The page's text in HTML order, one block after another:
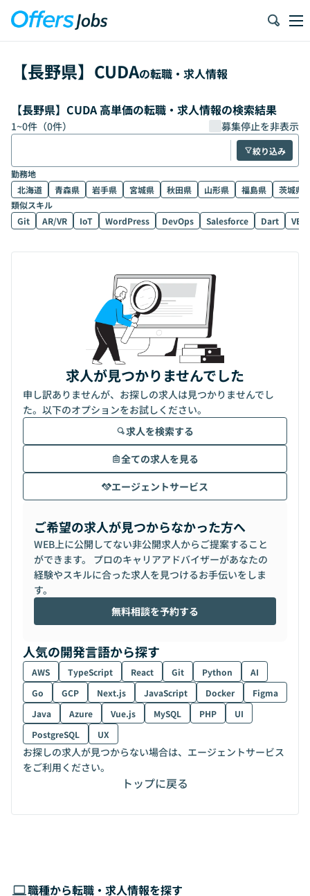
【長野県】 CUDAの転職・求人情報
【長野県】CUDA 高単価の転職・求人情報の検索結果
1~0件（0件） 募集停止を非表示
絞り込み
勤務地
北海道
青森県 岩手県 宮城県 秋田県 山形県 福島県
茨城県
類似スキル
Git
AR/VR IoT WordPress DevOps Salesforce Dart
求人が見つかりませんでした
申し訳ありませんが、お探しの求人は見つかりませんでし
た。以下のオプションをお試しください。
求人を検索する
全ての求人を見る
エージェントサービス
ご希望の求人が見つからなかった方へ
WEB上に公開してない非公開求人からご提案すること
ができます。 プロのキャリアアドバイザーがあなたの
経験やスキルに合った求人を見つけるお手伝いをしま
す。
無料相談を予約する
人気の開発言語から探す
AWS TypeScript React Git Python
AI
Go
GCP Next.js JavaScript Docker
Figma
Java
Azure Vue.js MySQL PHP
UI
PostgreSQL
UX
お探しの求人が見つからない場合は、エージェントサービス
をご利用ください。
トップに戻る
職種から転職・求人情報を探す